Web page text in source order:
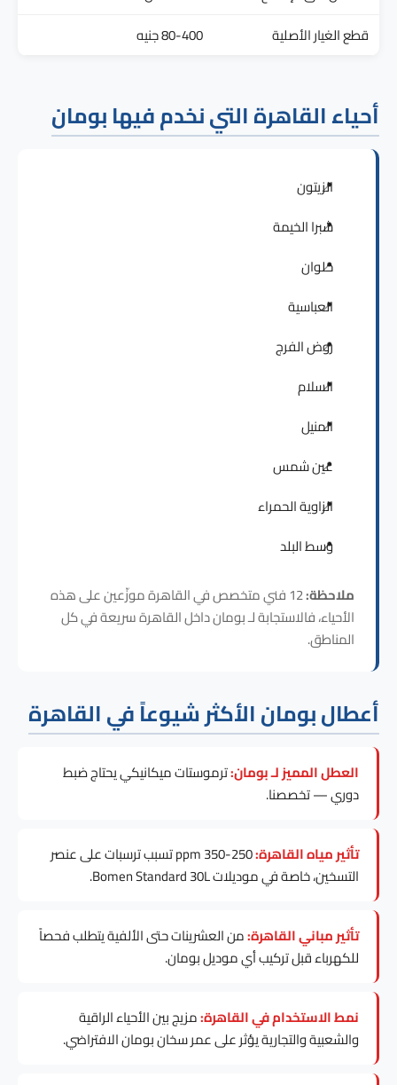
قطع الغيار الأصلية
80-400 جنيه
أحياء القاهرة التي نخدم فيها بومان
الزيتون
شبرا الخيمة
حلوان
العباسية
روض الفرج
السلام
المنيل
عين شمس
الزاوية الحمراء
وسط البلد
ملاحظة:
12 فني متخصص في القاهرة موزّعين على هذه
الأحياء، فالاستجابة لـ بومان داخل القاهرة سريعة في كل
المناطق.
أعطال بومان الأكثر شيوعاً في القاهرة
العطل المميز لـ بومان:ترموستات ميكانيكي يحتاج ضبط
دوري — تخصصنا.
تأثير مياه القاهرة:
250-350 ppm تسبب ترسبات على عنصر
التسخين، خاصة في موديلات Bomen Standard 30L.
تأثير مباني القاهرة:من العشرينات حتى الألفية يتطلب فحصاً
للكهرباء قبل تركيب أي موديل بومان.
نمط الاستخدام في القاهرة:مزيج بين الأحياء الراقية
والشعبية والتجارية يؤثر على عمر سخان بومان الافتراضي.